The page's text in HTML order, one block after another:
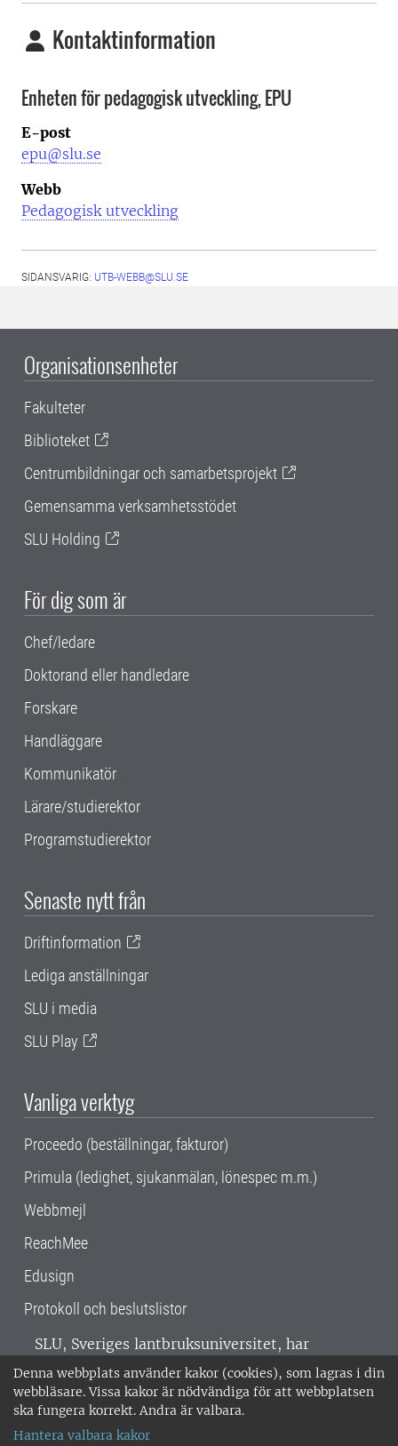
Denna webbplats använder kakor (cookies), som lagras i din
webbläsare. Vissa kakor är nödvändiga för att webbplatsen
ska fungera korrekt. Andra är valbara.
Hantera valbara kakor
Kontaktinformation
Enheten för pedagogisk utveckling, EPU
E-post
epu@slu.se
Webb
Pedagogisk utveckling
SIDANSVARIG: UTB-WEBB@SLU.SE
Organisationsenheter
Fakulteter
Biblioteket
Centrumbildningar och samarbetsprojekt
Gemensamma verksamhetsstödet
SLU Holding
För dig som är
Chef/ledare
Doktorand eller handledare
Forskare
Handläggare
Kommunikatör
Lärare/studierektor
Programstudierektor
Senaste nytt från
Driftinformation
Lediga anställningar
SLU i media
SLU Play
Vanliga verktyg
Proceedo (beställningar, fakturor)
Primula (ledighet, sjukanmälan, lönespec m.m.)
Webbmejl
ReachMee
Edusign
Protokoll och beslutslistor
SLU, Sveriges lantbruksuniversitet, har
verksamhet över hela Sverige. Huvudorter är
Alnarp, Uppsala och Umeå.SLU är
miljöcertifierat enligt ISO 14001. •
018-67 10 00 • Org nr: 202100-2817 •